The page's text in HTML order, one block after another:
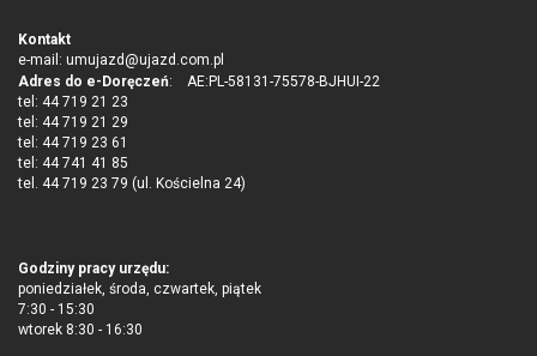
Kontakt
e-mail: umujazd@ujazd.com.pl
Adres do e-Doręczeń: AE:PL-58131-75578-BJHUI-22
tel: 44 719 21 23
tel: 44 719 21 29
tel: 44 719 23 61
tel: 44 741 41 85
tel. 44 719 23 79 (ul. Kościelna 24)
Godziny pracy urzędu:
poniedziałek, środa, czwartek, piątek
7:30 - 15:30
wtorek 8:30 - 16:30